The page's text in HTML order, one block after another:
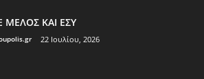
ΜΕΛΟΣ ΚΑΙ ΕΣΥ
22 Ιουλίου, 2026